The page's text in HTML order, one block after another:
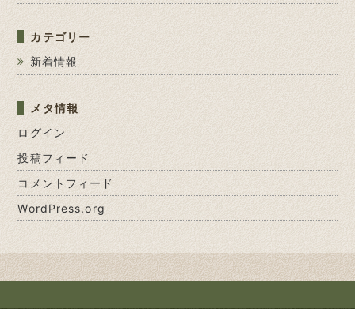
カテゴリー
新着情報
メタ情報
ログイン
投稿フィード
コメントフィード
WordPress.org